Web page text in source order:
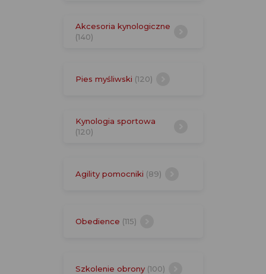
Akcesoria kynologiczne
(140)
Pies myśliwski (120)
Kynologia sportowa
(120)
Agility pomocniki (89)
Obedience (115)
Szkolenie obrony (100)